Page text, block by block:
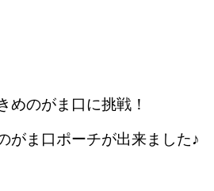
めのがま口に挑戦！
がま口ポーチが出来ました♪